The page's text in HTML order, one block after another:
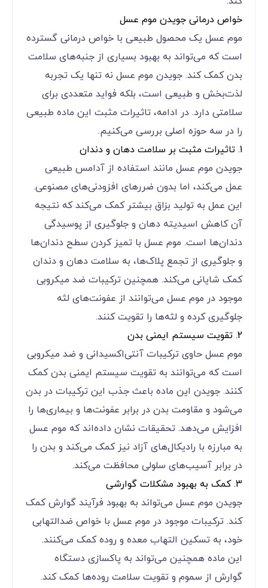
خواص درمانی جویدن موم عسل
موم عسل یک محصول طبیعی با خواص درمانی گسترده
است که می‌تواند به بهبود بسیاری از جنبه‌های سلامت
بدن کمک کند. جویدن موم عسل نه تنها یک تجربه
لذت‌بخش و طبیعی است، بلکه فواید متعددی برای
سلامتی دارد. در ادامه، تاثیرات مثبت این ماده طبیعی
را در سه حوزه اصلی بررسی می‌کنیم.
1. تاثیرات مثبت بر سلامت دهان و دندان
جویدن موم عسل مانند استفاده از آدامس طبیعی
عمل می‌کند، اما بدون ضررهای افزودنی‌های مصنوعی.
این عمل به تولید بزاق بیشتر کمک می‌کند که نتیجه
آن کاهش اسیدیته دهان و جلوگیری از پوسیدگی
دندان‌ها است. موم عسل با تمیز کردن سطح دندان‌ها
و جلوگیری از تجمع پلاک‌ها، به سلامت دهان و دندان
کمک شایانی می‌کند. همچنین ترکیبات ضد میکروبی
موجود در موم عسل می‌توانند از عفونت‌های لثه
جلوگیری کرده و لثه‌ها را تقویت کنند.
2. تقویت سیستم ایمنی بدن
موم عسل حاوی ترکیبات آنتی‌اکسیدانی و ضد میکروبی
است که می‌توانند به تقویت سیستم ایمنی بدن کمک
کنند. جویدن این ماده باعث جذب این ترکیبات در بدن
می‌شود و مقاومت بدن در برابر عفونت‌ها و بیماری‌ها را
افزایش می‌دهد. تحقیقات نشان داده‌اند که موم عسل
به مبارزه با رادیکال‌های آزاد نیز کمک می‌کند و بدن را
در برابر آسیب‌های سلولی محافظت می‌کند.
3. کمک به بهبود مشکلات گوارشی
جویدن موم عسل می‌تواند به بهبود فرآیند گوارش کمک
کند. ترکیبات موجود در موم عسل با خواص ضدالتهابی
خود، به تسکین التهاب معده و روده کمک می‌کنند.
این ماده همچنین می‌تواند به پاکسازی دستگاه
گوارش از سموم و تقویت سلامت روده‌ها کمک کند.